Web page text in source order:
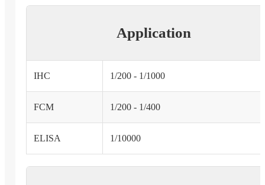
Application
IHC 1/200 - 1/1000
FCM 1/200 - 1/400
ELISA 1/10000